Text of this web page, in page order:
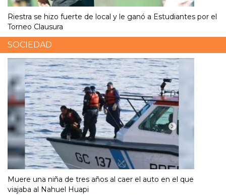
Riestra se hizo fuerte de local y le ganó a Estudiantes por el
Torneo Clausura
SOCIEDAD
Muere una niña de tres años al caer el auto en el que
viajaba al Nahuel Huapi